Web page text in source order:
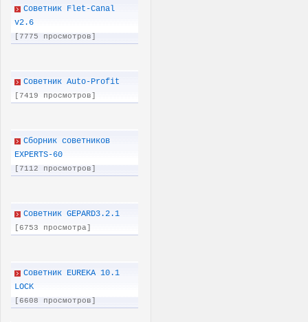
Советник Flet-Canal
v2.6
[7775 просмотров]
Советник Auto-Profit
[7419 просмотров]
Сборник советников
EXPERTS-60
[7112 просмотров]
Советник GEPARD3.2.1
[6753 просмотра]
Советник EUREKA 10.1
LOCK
[6608 просмотров]